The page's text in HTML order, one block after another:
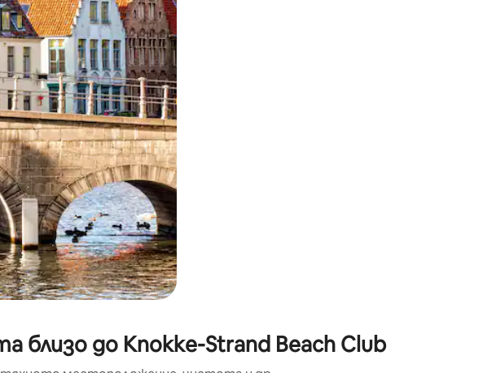
навигирайте с докосване или плъзгане.
близо до Knokke-Strand Beach Club